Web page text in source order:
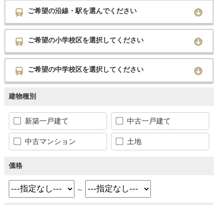
ご希望の沿線・駅を選んでください
ご希望の小学校区を選択してください
ご希望の中学校区を選択してください
建物種別
新築一戸建て 中古一戸建て
中古マンション 土地
価格
～